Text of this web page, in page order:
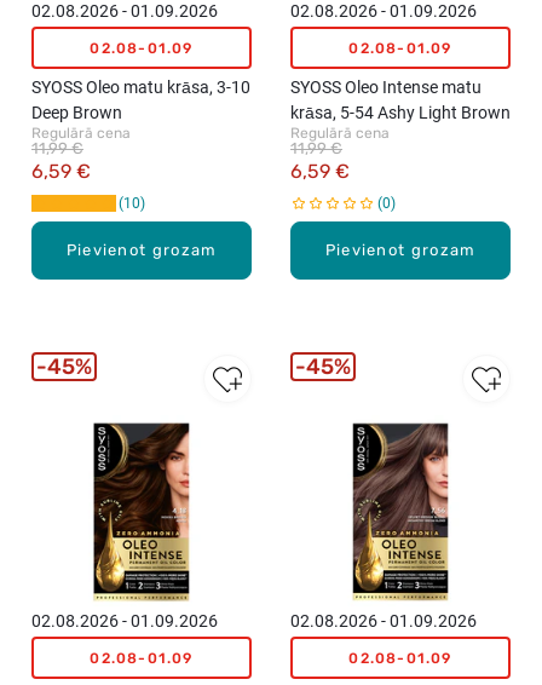
Pievienot grozam
02.08.2026 - 01.09.2026
02.08-01.09
SYOSS Oleo matu krāsa, 3-10
Deep Brown
Regulārā cena
6,59 €
11,99 €
10
Pievienot grozam
02.08.2026 - 01.09.2026
02.08-01.09
SYOSS Oleo Intense matu
krāsa, 5-54 Ashy Light Brown
Regulārā cena
6,59 €
11,99 €
0
02.08.2026 - 01.09.2026
02.08-01.09
45%
02.08.2026 - 01.09.2026
02.08-01.09
45%